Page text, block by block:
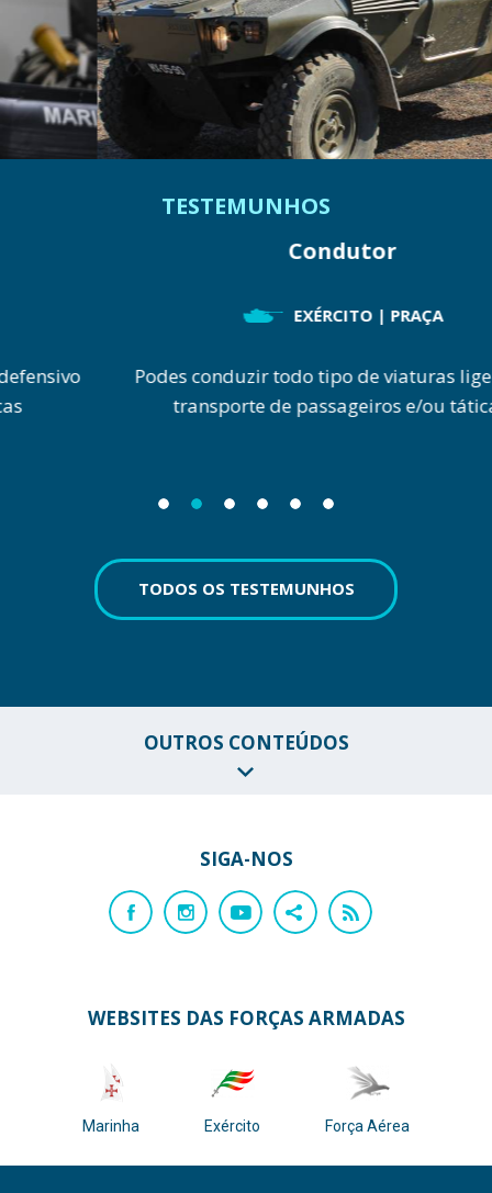
TESTEMUNHOS
TODOS OS TESTEMUNHOS
Condutor
EXÉRCITO | PRAÇA
Podes conduzir todo tipo de viaturas ligeiras de
transporte de passageiros e/ou táticas.
OUTROS CONTEÚDOS
SIGA-NOS
WEBSITES DAS FORÇAS ARMADAS
Marinha Exército Força Aérea